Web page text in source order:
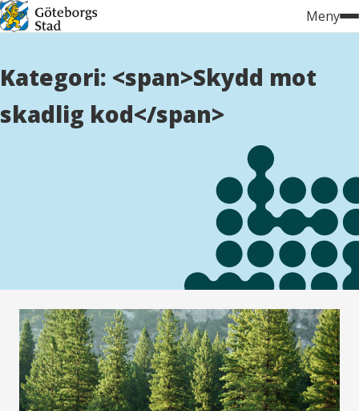
Hoppa
till
Meny
Kategori: <span>Skydd mot
skadlig kod</span>